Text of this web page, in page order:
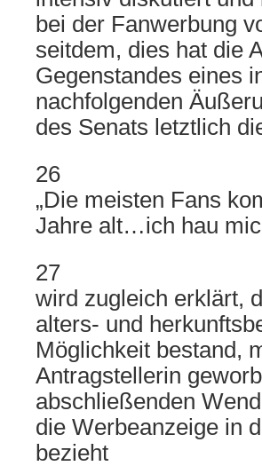
bei der Fanwerbung
seitdem, dies hat die
Gegenstandes eines
nachfolgenden
des Senats letztlich
26
„Die meisten Fans
Jahre alt…ich hau
27
wird zugleich erklärt,
alters- und
Möglichkeit bestand,
Antragstellerin
abschließenden
die Werbeanzeige in
bezieht